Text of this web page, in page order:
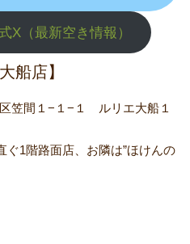
X（最新空き情報）
船店】
笠間１−１−１ ルリエ大船１
1階路面店、お隣は”ほけんの